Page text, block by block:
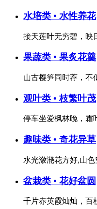
水培类 • 水性养花
接天莲叶无穷碧，映
果蔬类 • 果炙花羹
山古樱笋同时荐，不
观叶类 • 枝繁叶茂
停车坐爱枫林晚，霜
趣味类 • 奇花异草
水光潋滟花方好,山
盆栽类 • 花好盆圆
千片赤英霞灿灿，百